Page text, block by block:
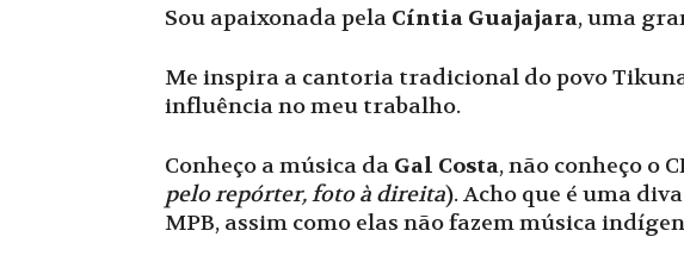
Sou apaixonada pela Cíntia Guajajara, uma
Me inspira a cantoria tradicional do povo
influência no meu trabalho.
Conheço a música da Gal Costa, não conheço o
pelo repórter, foto à direita). Acho que é uma
MPB, assim como elas não fazem música